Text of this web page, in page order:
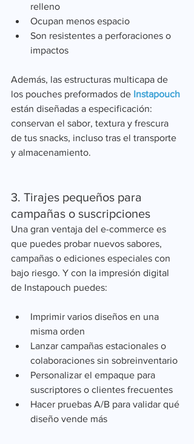
relleno
Ocupan menos espacio
Son resistentes a perforaciones o
impactos
Además, las estructuras multicapa de
los pouches preformados de Instapouch
están diseñadas a especificación:
conservan el sabor, textura y frescura
de tus snacks, incluso tras el transporte
y almacenamiento.
3. Tirajes pequeños para
campañas o suscripciones
Una gran ventaja del e-commerce es
que puedes probar nuevos sabores,
campañas o ediciones especiales con
bajo riesgo. Y con la impresión digital
de Instapouch puedes:
Imprimir varios diseños en una
misma orden
Lanzar campañas estacionales o
colaboraciones sin sobreinventario
Personalizar el empaque para
suscriptores o clientes frecuentes
Hacer pruebas A/B para validar qué
diseño vende más